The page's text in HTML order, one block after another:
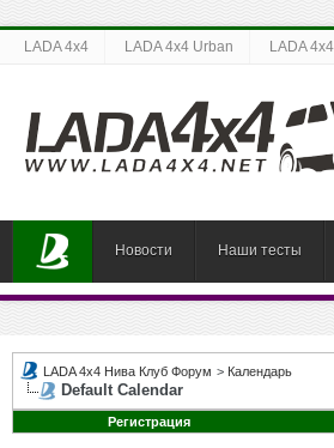
LADA 4x4 LADA 4x4 Urban LADA
Новости Наши тесты
LADA 4x4 Нива Клуб Форум > Календарь
Default Calendar
Регистрация